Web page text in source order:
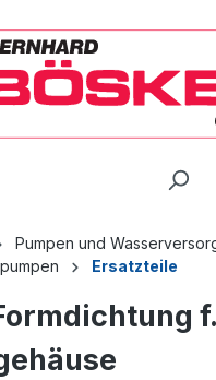
Pumpen und
Ersatzteile
f.